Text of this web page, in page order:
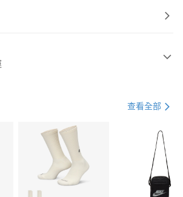
21家銀行
第一商業銀行
彰化商業銀行
查看全部